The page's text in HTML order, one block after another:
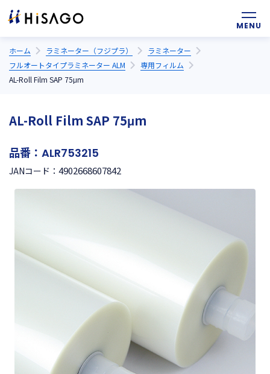
ホーム ラミネーター（フジプラ）
ラミネーター
フルオートタイプラミネーター ALM
専用フィルム
AL-Roll Film SAP 75μm
AL-Roll Film SAP 75μm
品番： ALR753215
JANコード： 4902668607842